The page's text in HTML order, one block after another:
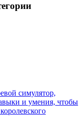
симулятор,
и умения, чтобы